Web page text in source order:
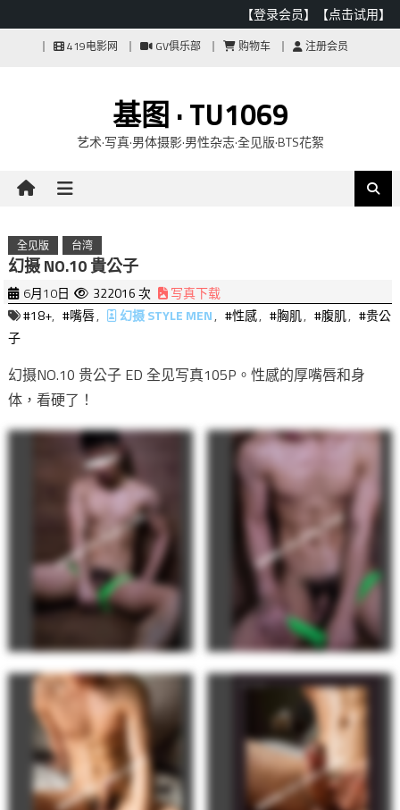
【登录会员】 【点击试用】
419电影网 GV俱乐部 购物车 注册会员
基图 · TU1069
艺术·写真·男体摄影·男性杂志·全见版·BTS花絮
全见版 台湾
幻摄 NO.10 貴公子
6月10日 322016 次
写真下载
#18+, #嘴唇, 幻摄 STYLE MEN, #性感, #胸肌, #腹肌, #贵公
子
幻摄NO.10 贵公子 ED 全见写真105P。性感的厚嘴唇和身
体，看硬了！